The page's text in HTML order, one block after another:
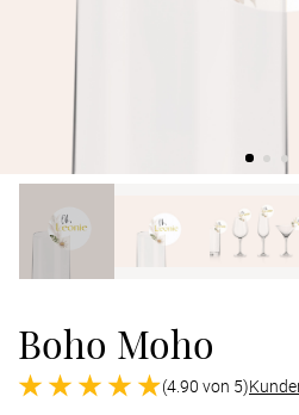
Boho Moho
(4.90 von 5)